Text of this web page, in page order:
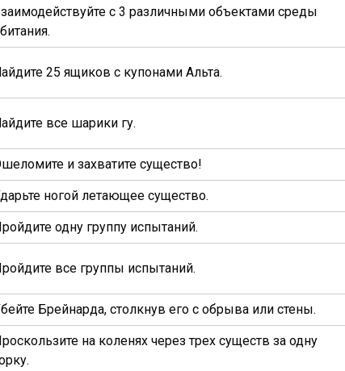
с 3 различными объектами среды
25 ящиков с купонами Альта.
все шарики гу.
и захватите существо!
ногой летающее существо.
одну группу испытаний.
все группы испытаний.
Брейнарда, столкнув его с обрыва или стены.
на коленях через трех существ за одну